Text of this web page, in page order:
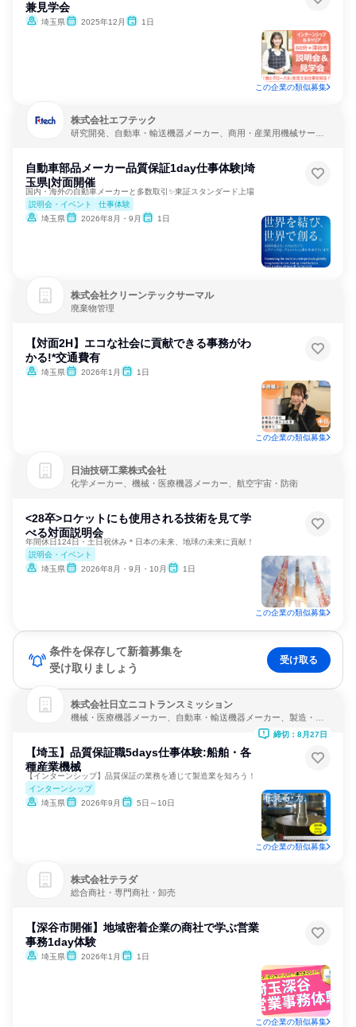
兼見学会
埼玉県 2025年12月 1日
この企業の類似募集
株式会社エフテック
研究開発、自動車・輸送機器メーカー、商用・産業用機械サービ
自動車部品メーカー品質保証1day仕事体験|埼
玉県|対面開催
国内・海外の自動車メーカーと多数取引✨東証スタンダード上場
説明会・イベント
仕事体験
埼玉県
2026年8月・9月 1日
株式会社クリーンテックサーマル
廃棄物管理
【対面2H】エコな社会に貢献できる事務がわ
かる!*交通費有
埼玉県 2026年1月 1日
この企業の類似募集
日油技研工業株式会社
化学メーカー、機械・医療機器メーカー、航空宇宙・防衛
<28卒>ロケットにも使用される技術を見て学
べる対面説明会
年間休日124日・土日祝休み＊日本の未来、地球の未来に貢献！
説明会・イベント
埼玉県
2026年8月・9月・10月 1日
この企業の類似募集
条件を保存して新着募集を
受け取りましょう
受け取る
株式会社日立ニコトランスミッション
機械・医療機器メーカー、自動車・輸送機器メーカー、製造・メ
【埼玉】品質保証職5days仕事体験:船舶・各
種産業機械
【インターンシップ】品質保証の業務を通じて製造業を知ろう！
インターンシップ
埼玉県
2026年9月 5日～10日
締切：8月27日
この企業の類似募集
株式会社テラダ
総合商社・専門商社・卸売
【深谷市開催】地域密着企業の商社で学ぶ営業
事務1day体験
埼玉県 2026年1月 1日
この企業の類似募集